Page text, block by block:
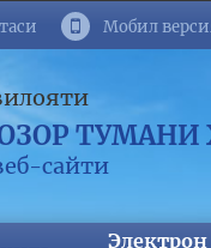
Мобил
сайти
Электрон